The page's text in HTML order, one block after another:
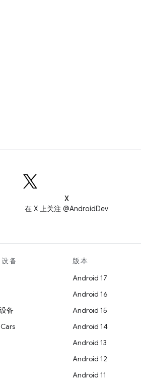
X
在 X 上关注 @AndroidDev
备
备
版本
Android 17
Android 16
Android 15
Android 14
Android 13
Android 12
Android 11